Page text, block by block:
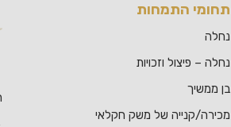
תחומי התמחות
נחלה
נחלה – פיצול וזכויות
בן ממשיך
מכירה/קנייה של משק חקלאי